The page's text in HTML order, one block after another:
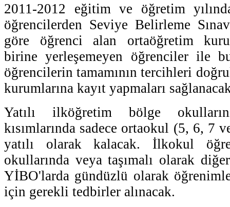
2011-2012 eğitim ve öğretim
öğrencilerden Seviye Belirleme
göre öğrenci alan ortaöğretim
birine yerleşemeyen öğrenciler ile
öğrencilerin tamamının tercihleri
kurumlarına kayıt yapmaları
Yatılı ilköğretim bölge
kısımlarında sadece ortaokul (5, 6, 7
yatılı olarak kalacak. İlkokul
okullarında veya taşımalı olarak
YİBO'larda gündüzlü olarak
için gerekli tedbirler alınacak.